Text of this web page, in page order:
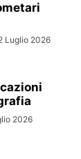
Luglio 2026
2026